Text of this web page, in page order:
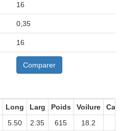
16
0,35
16
Comparer
Long Larg Poids Voilure
5.50 2.35 615
18.2